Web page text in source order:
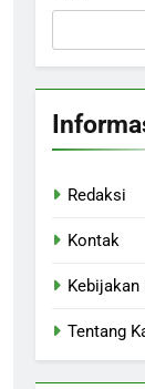
Redaksi
Kontak
Kebijakan
Tentang